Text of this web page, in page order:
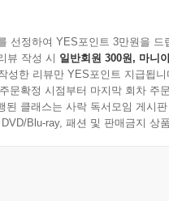
선정하여 YES포인트 3만원을 드
뷰 작성 시 일반회원 300원, 마니
성한 리뷰만 YES포인트 지급됩니
문확정 시점부터 마지막 회차 주
된 클래스는 사락 독서모임 게시
Blu-ray, 패션 및 판매금지 상